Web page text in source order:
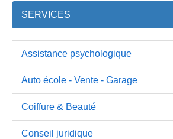
SERVICES
Assistance psychologique
Auto école - Vente - Garage
Coiffure & Beauté
Conseil juridique